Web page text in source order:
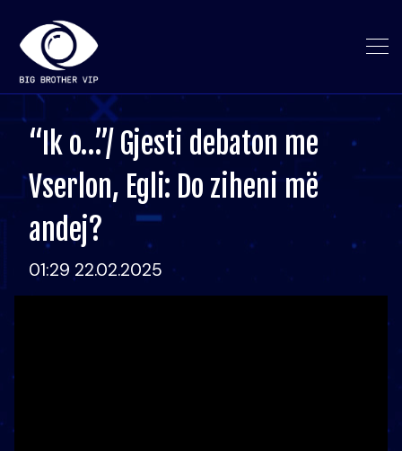
“Ik o…”/ Gjesti debaton me
Vserlon, Egli: Do ziheni më
andej?
01:29 22.02.2025